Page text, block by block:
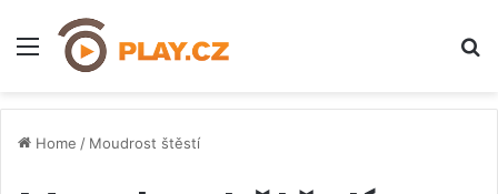
Menu
Home / Moudrost štěstí